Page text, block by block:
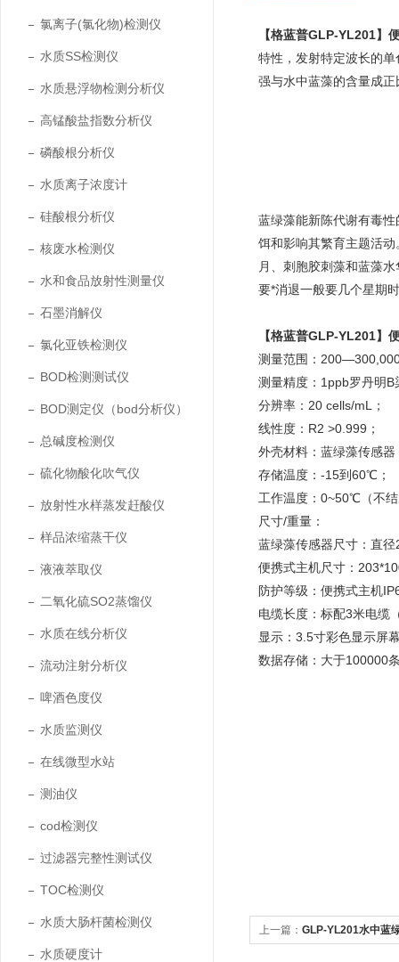
氯离子(氯化物)检测仪
水质SS检测仪
水质悬浮物检测分析仪
高锰酸盐指数分析仪
磷酸根分析仪
水质离子浓度计
硅酸根分析仪
核废水检测仪
水和食品放射性测量仪
石墨消解仪
氯化亚铁检测仪
BOD检测测试仪
BOD测定仪（bod分析仪）
总碱度检测仪
硫化物酸化吹气仪
放射性水样蒸发赶酸仪
样品浓缩蒸干仪
液液萃取仪
二氧化硫SO2蒸馏仪
水质在线分析仪
流动注射分析仪
啤酒色度仪
水质监测仪
在线微型水站
测油仪
cod检测仪
过滤器完整性测试仪
TOC检测仪
水质大肠杆菌检测仪
水质硬度计
【格蓝普GLP-YL201】
特性，发射特定波长的
强与水中蓝藻的含量成
蓝绿藻能新陈代谢有毒
饵和影响其繁育主题活
月、刺胞胶刺藻和蓝藻
要*消退一般要几个星期
【格蓝普GLP-YL201】
测量范围：
测量精度：1ppb罗丹明
分辨率：20 cells/mL；
线性度：R2 >0.999；
外壳材料：蓝绿藻传感
存储温度：-15到60℃；
工作温度：0~50℃（不
尺寸/重量：
蓝绿藻传感器尺寸：
便携式主机尺寸：
防护等级：便携式主机
电缆长度：标配3米电缆
显示：3.5寸彩色显示屏
数据存储：大于100000
上一篇： GLP-YL201水中蓝